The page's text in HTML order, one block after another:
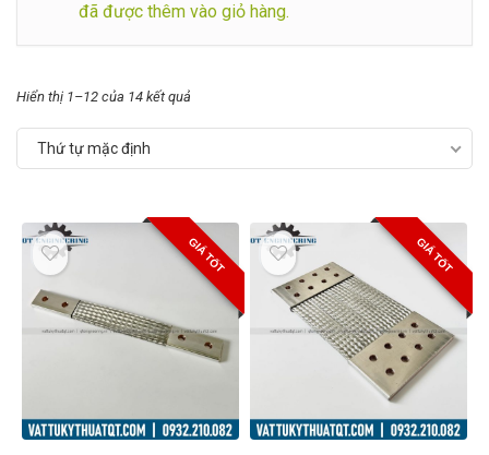
đã được thêm vào giỏ hàng.
Hiển thị 1–12 của 14 kết quả
Thứ tự mặc định
GIÁ TỐT GIÁ TỐT